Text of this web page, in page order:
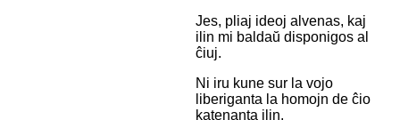
Jes, pliaj ideoj alvenas, kaj
ilin mi baldaŭ disponigos al
ĉiuj.
Ni iru kune sur la vojo
liberiganta la homojn de ĉio
katenanta ilin.